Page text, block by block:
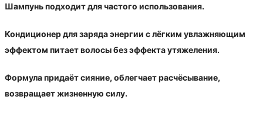
Шампунь подходит для частого использования.
Кондиционер для заряда энергии с лёгким увлажняющим
эффектом питает волосы без эффекта утяжеления.
Формула придаёт сияние, облегчает расчёсывание,
возвращает жизненную силу.